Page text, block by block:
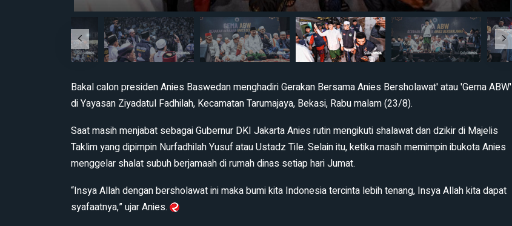
Bakal calon presiden Anies Baswedan menghadiri Gerakan Bersama Anies Bersholawat' atau 'Gema ABW'
di Yayasan Ziyadatul Fadhilah, Kecamatan Tarumajaya, Bekasi, Rabu malam (23/8).
Saat masih menjabat sebagai Gubernur DKI Jakarta Anies rutin mengikuti shalawat dan dzikir di Majelis
Taklim yang dipimpin Nurfadhilah Yusuf atau Ustadz Tile. Selain itu, ketika masih memimpin ibukota Anies
menggelar shalat subuh berjamaah di rumah dinas setiap hari Jumat.
“Insya Allah dengan bersholawat ini maka bumi kita Indonesia tercinta lebih tenang, Insya Allah kita dapat
syafaatnya,” ujar Anies.